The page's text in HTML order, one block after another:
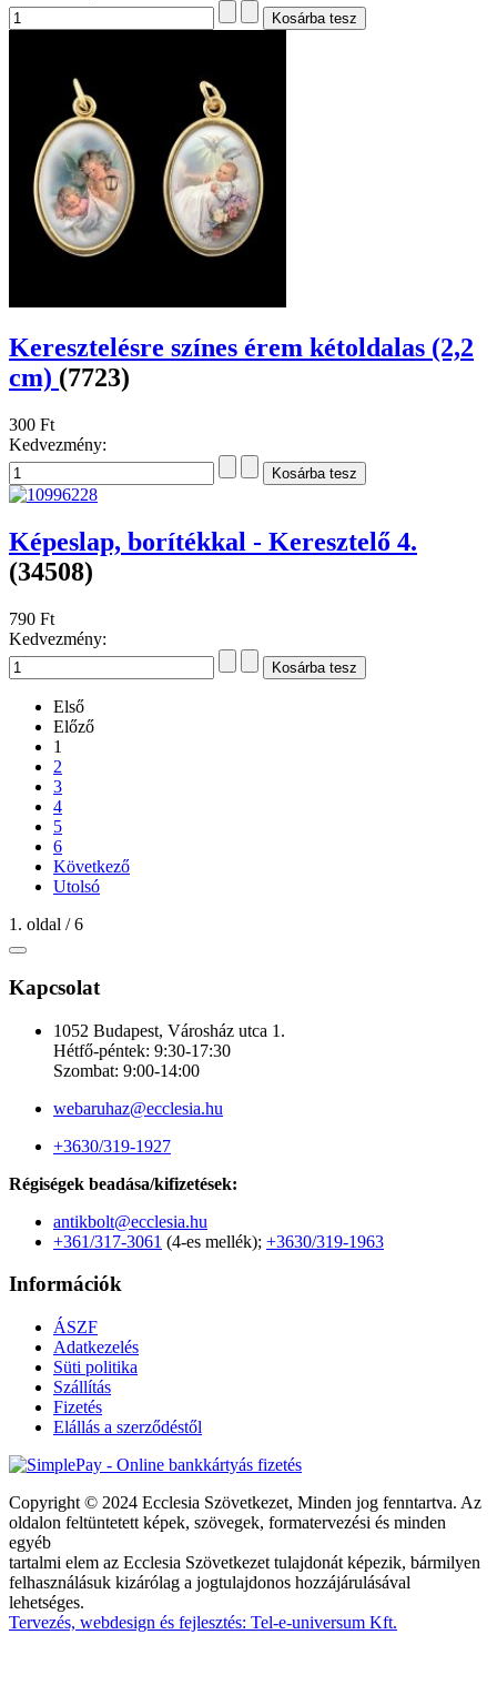
Keresztelésre színes érem kétoldalas (2,2
cm) (7723)
300 Ft
Kedvezmény:
Képeslap, borítékkal - Keresztelő 4.
(34508)
790 Ft
Kedvezmény:
Első
Előző
1
2
3
4
5
6
Következő
Utolsó
1. oldal / 6
Kapcsolat
1052 Budapest, Városház utca 1.
Hétfő-péntek: 9:30-17:30
Szombat: 9:00-14:00
webaruhaz@ecclesia.hu
+3630/319-1927
Régiségek beadása/kifizetések:
antikbolt@ecclesia.hu
+361/317-3061 (4-es mellék); +3630/319-1963
Információk
ÁSZF
Adatkezelés
Süti politika
Szállítás
Fizetés
Elállás a szerződéstől
Copyright © 2024 Ecclesia Szövetkezet, Minden jog fenntartva. Az
oldalon feltüntetett képek, szövegek, formatervezési és minden
egyéb
tartalmi elem az Ecclesia Szövetkezet tulajdonát képezik, bármilyen
felhasználásuk kizárólag a jogtulajdonos hozzájárulásával
lehetséges.
Tervezés, webdesign és fejlesztés: Tel-e-universum Kft.